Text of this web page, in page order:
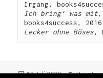
Ich bring‘ was mit,
Lecker ohne Böses,
Veröffentlicht
18. Juli 2020